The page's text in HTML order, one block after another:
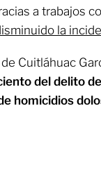
a trabajos
la
Cuitláhuac
del delito
homicidios